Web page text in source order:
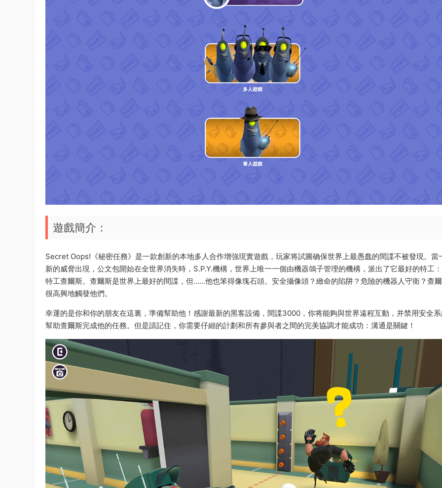
遊戲簡介：
Secret Oops!《秘密任務》是一款創新的本地多人合作增強現實遊戲，玩家将試圖确保世界上最愚蠢的間諜不被發現。當
新的威脅出現，公文包開始在全世界消失時，S.P.Y.機構，世界上唯一一個由機器鴿子管理的機構，派出了它最好的特工
特工查爾斯。查爾斯是世界上最好的間諜，但……他也笨得像塊石頭。安全攝像頭？緻命的陷阱？危險的機器人守衛？查
很高興地觸發他們。
幸運的是你和你的朋友在這裏，準備幫助他！感謝最新的黑客設備，間諜3000，你将能夠與世界遠程互動，并禁用安全
幫助查爾斯完成他的任務。但是請記住，你需要仔細的計劃和所有參與者之間的完美協調才能成功：溝通是關鍵！